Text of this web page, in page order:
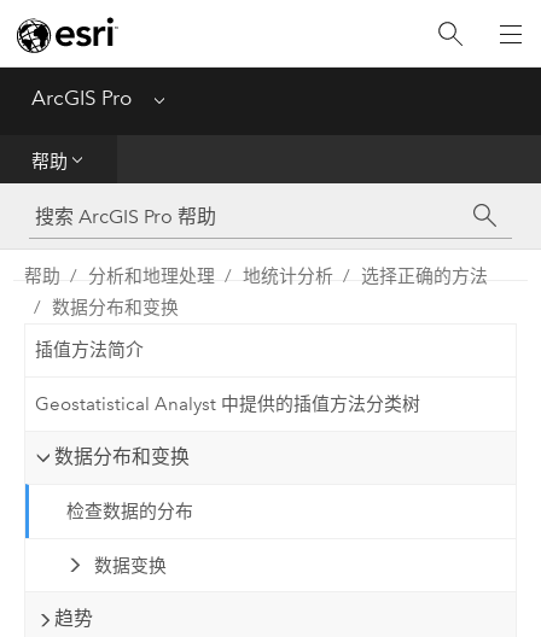
ArcGIS Pro Menu
帮助
工具参考
Python
SDK
帮助 分析和地理处理 地统计分析
选择正确的方法
数据分布和变换
插值方法简介
Geostatistical Analyst 中提供的插值方法分类树
数据分布和变换
检查数据的分布
数据变换
趋势